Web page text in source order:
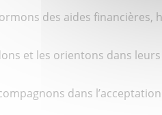
des aides
et les orientons dans
dans